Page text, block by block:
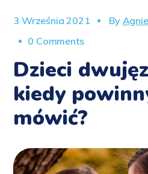
3 Września 2021 By
0 Comments
Dzieci
kiedy
mówić?